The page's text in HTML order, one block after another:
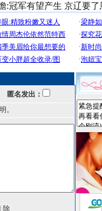
:冠军有望产生 京辽要了
匿名发出：
。